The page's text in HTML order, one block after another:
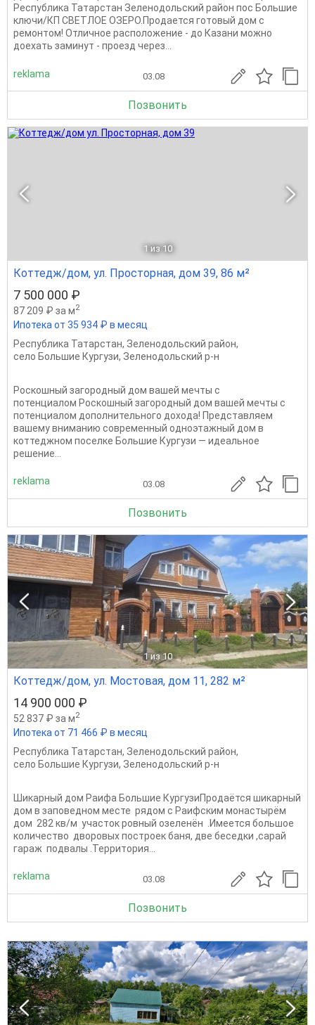
Республика Татарстан Зеленодольский район пос Большие
ключи/КП СВЕТЛОЕ ОЗЕРО.Продается готовый дом с
ремонтом! Отличное расположение - до Казани можно
доехать заминут - проезд через...
reklama 03.08
Позвонить
1 из 10
Коттедж/дом, ул. Просторная, дом 39, 86 м²
7 500 000 ₽
87 209 ₽ за м2
Ипотека от 35 934 ₽ в месяц
Республика Татарстан, Зеленодольский район,
село Большие Кургузи, Зеленодольский р-н
Роскошный загородный дом вашей мечты с
потенциалом Роскошный загородный дом вашей мечты с
потенциалом дополнительного дохода! Представляем
вашему вниманию современный одноэтажный дом в
коттеджном поселке Большие Кургузи — идеальное
решение...
reklama 03.08
Позвонить
1 из 10
Коттедж/дом, ул. Мостовая, дом 11, 282 м²
14 900 000 ₽
52 837 ₽ за м2
Ипотека от 71 466 ₽ в месяц
Республика Татарстан, Зеленодольский район,
село Большие Кургузи, Зеленодольский р-н
Шикарный дом Раифа Большие КургузиПродаётся шикарный
дом в заповедном месте рядом с Раифским монастырём
дом 282 кв/м участок ровный озеленён .Имеется большое
количество дворовых построек баня, две беседки ,сарай
гараж подвалы .Территория...
reklama 03.08
Позвонить